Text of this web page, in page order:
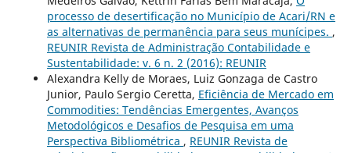
processo de desertificação no Município de Acari/RN e
as alternativas de permanência para seus munícipes. ,
REUNIR Revista de Administração Contabilidade e
Sustentabilidade: v. 6 n. 2 (2016): REUNIR
Alexandra Kelly de Moraes, Luiz Gonzaga de Castro
Junior, Paulo Sergio Ceretta, Eficiência de Mercado em
Commodities: Tendências Emergentes, Avanços
Metodológicos e Desafios de Pesquisa em uma
Perspectiva Bibliométrica , REUNIR Revista de